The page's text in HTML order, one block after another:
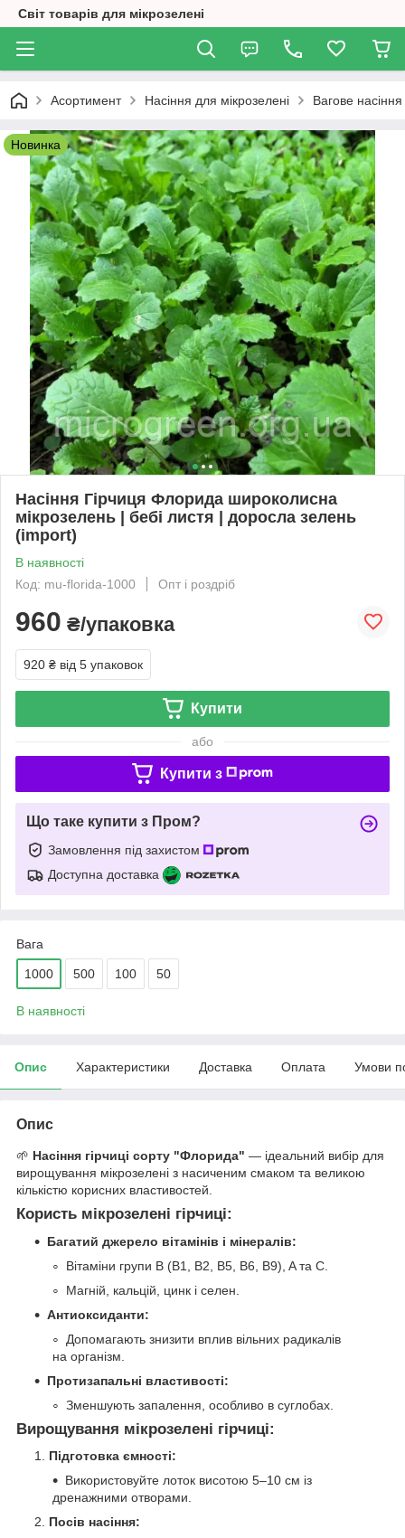
Світ товарів для мікрозелені
Асортимент Насіння для мікрозелені Вагове насіння
Новинка
Насіння Гірчиця Флорида широколисна
мікрозелень | бебі листя | доросла зелень
(import)
В наявності
Код: mu-florida-1000
Опт і роздріб
960 ₴/упаковка
920 ₴ від 5 упаковок
Купити
або
Купити з
Що таке купити з Пром?
Замовлення під захистом
Доступна доставка
Вага
1000 500 100 50
В наявності
Опис Характеристики Доставка Оплата Умови
Опис
🌱 Насіння гірчиці сорту "Флорида" — ідеальний вибір для
вирощування мікрозелені з насиченим смаком та великою
кількістю корисних властивостей.
Користь мікрозелені гірчиці:
Багатий джерело вітамінів і мінералів:
Вітаміни групи B (B1, B2, B5, B6, B9), A та C.
Магній, кальцій, цинк і селен.
Антиоксиданти:
Допомагають знизити вплив вільних радикалів
на організм.
Протизапальні властивості:
Зменшують запалення, особливо в суглобах.
Вирощування мікрозелені гірчиці:
Підготовка ємності:
Використовуйте лоток висотою 5–10 см із
дренажними отворами.
Посів насіння: